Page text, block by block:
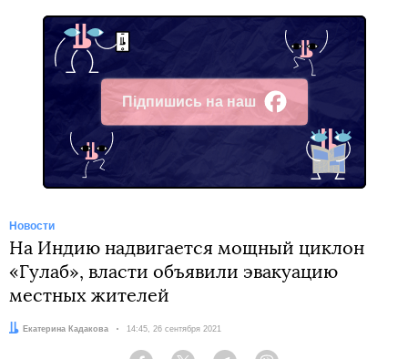
Підпишись на наш
Facebook
Новости
На Индию надвигается мощный циклон
«Гулаб», власти объявили эвакуацию
местных жителей
Автор:Екатерина Кадакова Дата:
14:45, 26 сентября 2021